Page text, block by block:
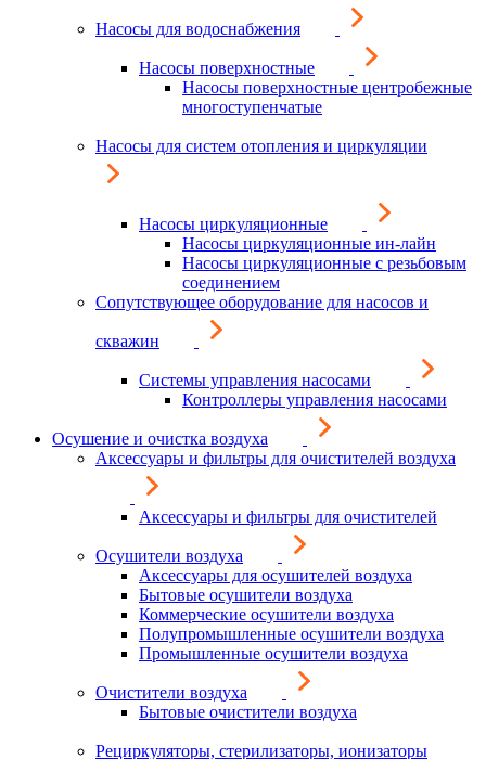
Насосы для водоснабжения
Насосы поверхностные
Насосы поверхностные центробежные
многоступенчатые
Насосы для систем отопления и циркуляции
Насосы циркуляционные
Насосы циркуляционные ин-лайн
Насосы циркуляционные с резьбовым
соединением
Сопутствующее оборудование для насосов и
скважин
Системы управления насосами
Контроллеры управления насосами
Осушение и очистка воздуха
Аксессуары и фильтры для очистителей воздуха
Аксессуары и фильтры для очистителей
Осушители воздуха
Аксессуары для осушителей воздуха
Бытовые осушители воздуха
Коммерческие осушители воздуха
Полупромышленные осушители воздуха
Промышленные осушители воздуха
Очистители воздуха
Бытовые очистители воздуха
Рециркуляторы, стерилизаторы, ионизаторы